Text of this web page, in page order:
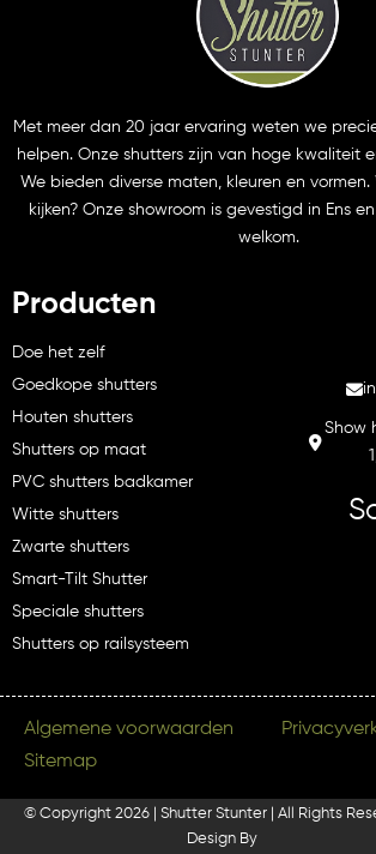
Producten
Doe het zelf
Goedkope shutters
Houten shutters
Shutters op maat
PVC shutters badkamer
Witte shutters
Zwarte shutters
Smart-Tilt Shutter
Speciale shutters
Shutters op railsysteem
Met meer dan 20 jaar ervaring weten we
helpen. Onze shutters zijn van hoge kwaliteit
We bieden diverse maten, kleuren en vormen.
kijken? Onze showroom is gevestigd in Ens
welkom.
Show
Algemene voorwaarden
Sitemap
© Copyright 2026 | Shutter Stunter | All Rights
Design By